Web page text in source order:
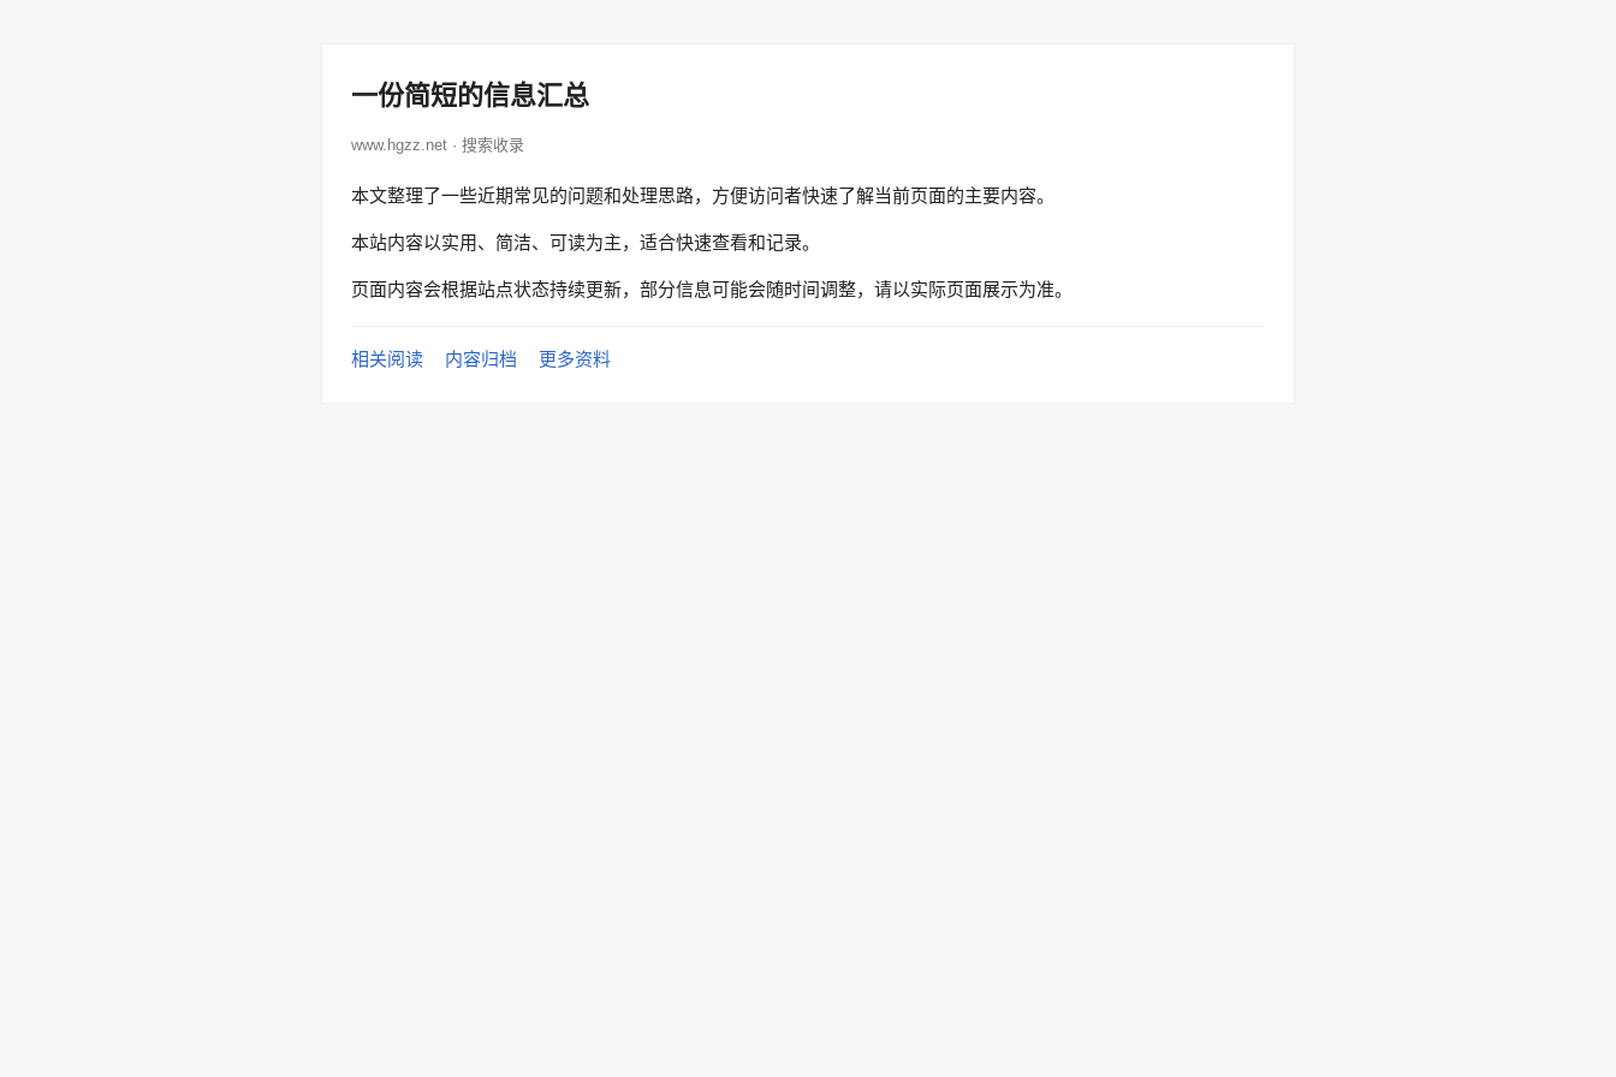
一份简短的信息汇总
www.hgzz.net · 搜索收录
本文整理了一些近期常见的问题和处理思路，方便访问者快速了解当前页面的主要内容。
本站内容以实用、简洁、可读为主，适合快速查看和记录。
页面内容会根据站点状态持续更新，部分信息可能会随时间调整，请以实际页面展示为准。
相关阅读 内容归档 更多资料